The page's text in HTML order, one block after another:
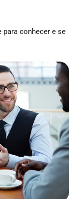
conhecer e se